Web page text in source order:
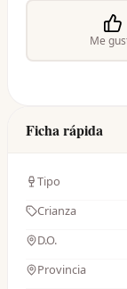
Me
Ficha rápida
Tipo
Crianza
D.O.
Provincia